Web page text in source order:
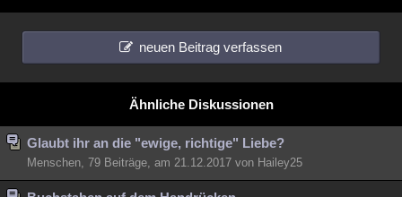
neuen Beitrag verfassen
Ähnliche Diskussionen
Glaubt ihr an die "ewige, richtige" Liebe?
Menschen, 79 Beiträge, am 21.12.2017 von Hailey25